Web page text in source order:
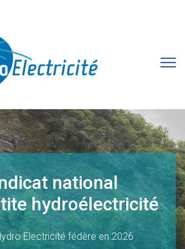
national
hydroélectricité
Electricité fédère en 2026